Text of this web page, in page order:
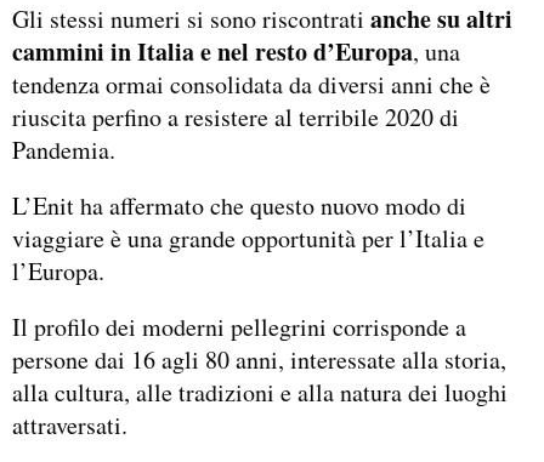
Gli stessi numeri si sono riscontrati anche su altri
cammini in Italia e nel resto d’Europa, una
tendenza ormai consolidata da diversi anni che è
riuscita perfino a resistere al terribile 2020 di
Pandemia.
L’Enit ha affermato che questo nuovo modo di
viaggiare è una grande opportunità per l’Italia e
l’Europa.
Il profilo dei moderni pellegrini corrisponde a
persone dai 16 agli 80 anni, interessate alla storia,
alla cultura, alle tradizioni e alla natura dei luoghi
attraversati.